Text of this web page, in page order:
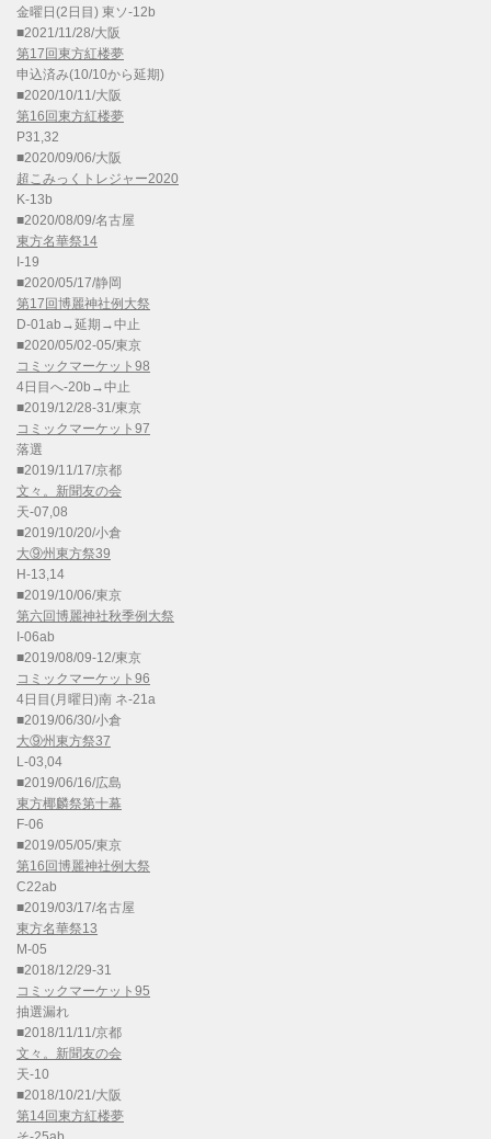
金曜日(2日目) 東ソ-12b
■2021/11/28/大阪
第17回東方紅楼夢
申込済み(10/10から延期)
■2020/10/11/大阪
第16回東方紅楼夢
P31,32
■2020/09/06/大阪
超こみっくトレジャー2020
K-13b
■2020/08/09/名古屋
東方名華祭14
I-19
■2020/05/17/静岡
第17回博麗神社例大祭
D-01ab→延期→中止
■2020/05/02-05/東京
コミックマーケット98
4日目へ-20b→中止
■2019/12/28-31/東京
コミックマーケット97
落選
■2019/11/17/京都
文々。新聞友の会
天-07,08
■2019/10/20/小倉
大⑨州東方祭39
H-13,14
■2019/10/06/東京
第六回博麗神社秋季例大祭
I-06ab
■2019/08/09-12/東京
コミックマーケット96
4日目(月曜日)南 ネ-21a
■2019/06/30/小倉
大⑨州東方祭37
L-03,04
■2019/06/16/広島
東方椰麟祭第十幕
F-06
■2019/05/05/東京
第16回博麗神社例大祭
C22ab
■2019/03/17/名古屋
東方名華祭13
M-05
■2018/12/29-31
コミックマーケット95
抽選漏れ
■2018/11/11/京都
文々。新聞友の会
天-10
■2018/10/21/大阪
第14回東方紅楼夢